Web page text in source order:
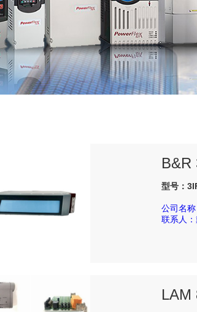
B&R
型号：
公司名
联系人
LAM